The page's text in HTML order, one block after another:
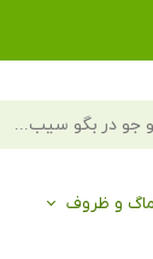
ماگ و ظروف